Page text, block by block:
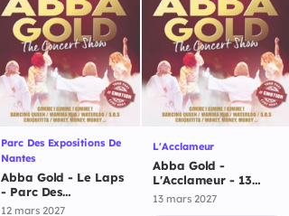
Parc Des Expositions De
Nantes
Abba Gold - Le Laps
- Parc Des
Expositions De
12 mars 2027
L'Acclameur
Abba Gold -
L'Acclameur - 13
mars 2027
13 mars 2027